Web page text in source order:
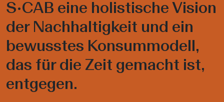
S•CAB eine holistische Vision
der Nachhaltigkeit und ein
bewusstes Konsummodell,
das für die Zeit gemacht ist,
entgegen.